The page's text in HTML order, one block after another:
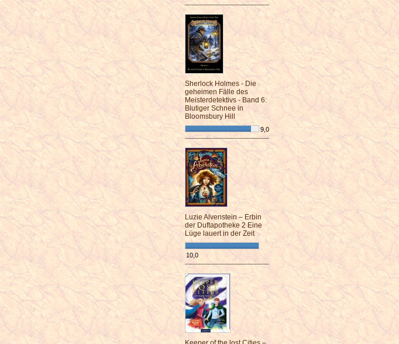
¯¯¯¯¯¯¯¯¯¯¯¯¯¯¯¯¯¯¯¯¯¯¯¯
Sherlock Holmes - Die
geheimen Fälle des
Meisterdetektivs - Band 6:
Blutiger Schnee in
Bloomsbury Hill
9,0
¯¯¯¯¯¯¯¯¯¯¯¯¯¯¯¯¯¯¯¯¯¯¯¯
Luzie Alvenstein – Erbin
der Duftapotheke 2 Eine
Lüge lauert in der Zeit
10,0
¯¯¯¯¯¯¯¯¯¯¯¯¯¯¯¯¯¯¯¯¯¯¯¯